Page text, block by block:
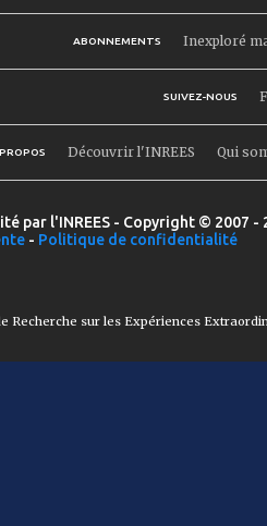
ABONNEMENTS Inexploré
SUIVEZ-NOUS
Découvrir l'INREES Qui
par l'INREES - Copyright © 2007
- Politique de confidentialité
Recherche sur les Expériences